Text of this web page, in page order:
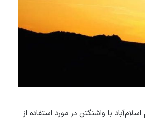
با واشنگتن در مورد استفاده از